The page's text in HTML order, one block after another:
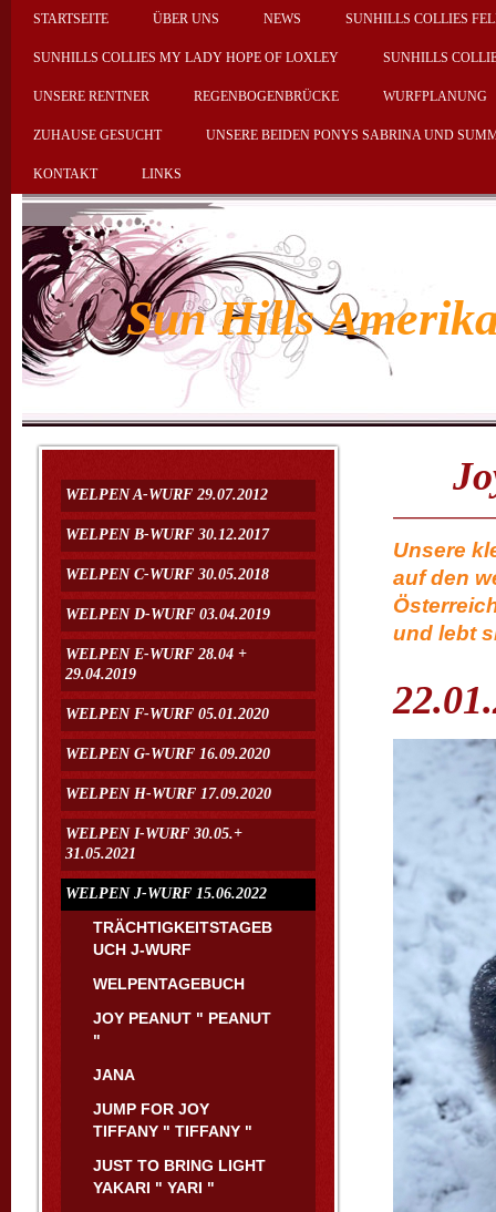
STARTSEITE ÜBER UNS NEWS SUNHILLS COLLIES
SUNHILLS COLLIES MY LADY HOPE OF LOXLEY SUNHILLS
UNSERE RENTNER REGENBOGENBRÜCKE WURFPLANUNG
ZUHAUSE GESUCHT UNSERE BEIDEN PONYS SABRINA UND
KONTAKT LINKS
Sun Hills
WELPEN A-WURF 29.07.2012
WELPEN B-WURF 30.12.2017
WELPEN C-WURF 30.05.2018
WELPEN D-WURF 03.04.2019
WELPEN E-WURF 28.04 +
29.04.2019
WELPEN F-WURF 05.01.2020
WELPEN G-WURF 16.09.2020
WELPEN H-WURF 17.09.2020
WELPEN I-WURF 30.05.+
31.05.2021
WELPEN J-WURF 15.06.2022
TRÄCHTIGKEITSTAGEB
UCH J-WURF
WELPENTAGEBUCH
JOY PEANUT " PEANUT
"
JANA
JUMP FOR JOY
TIFFANY " TIFFANY "
JUST TO BRING LIGHT
YAKARI " YARI "
Joy
Unsere
auf den
und lebt